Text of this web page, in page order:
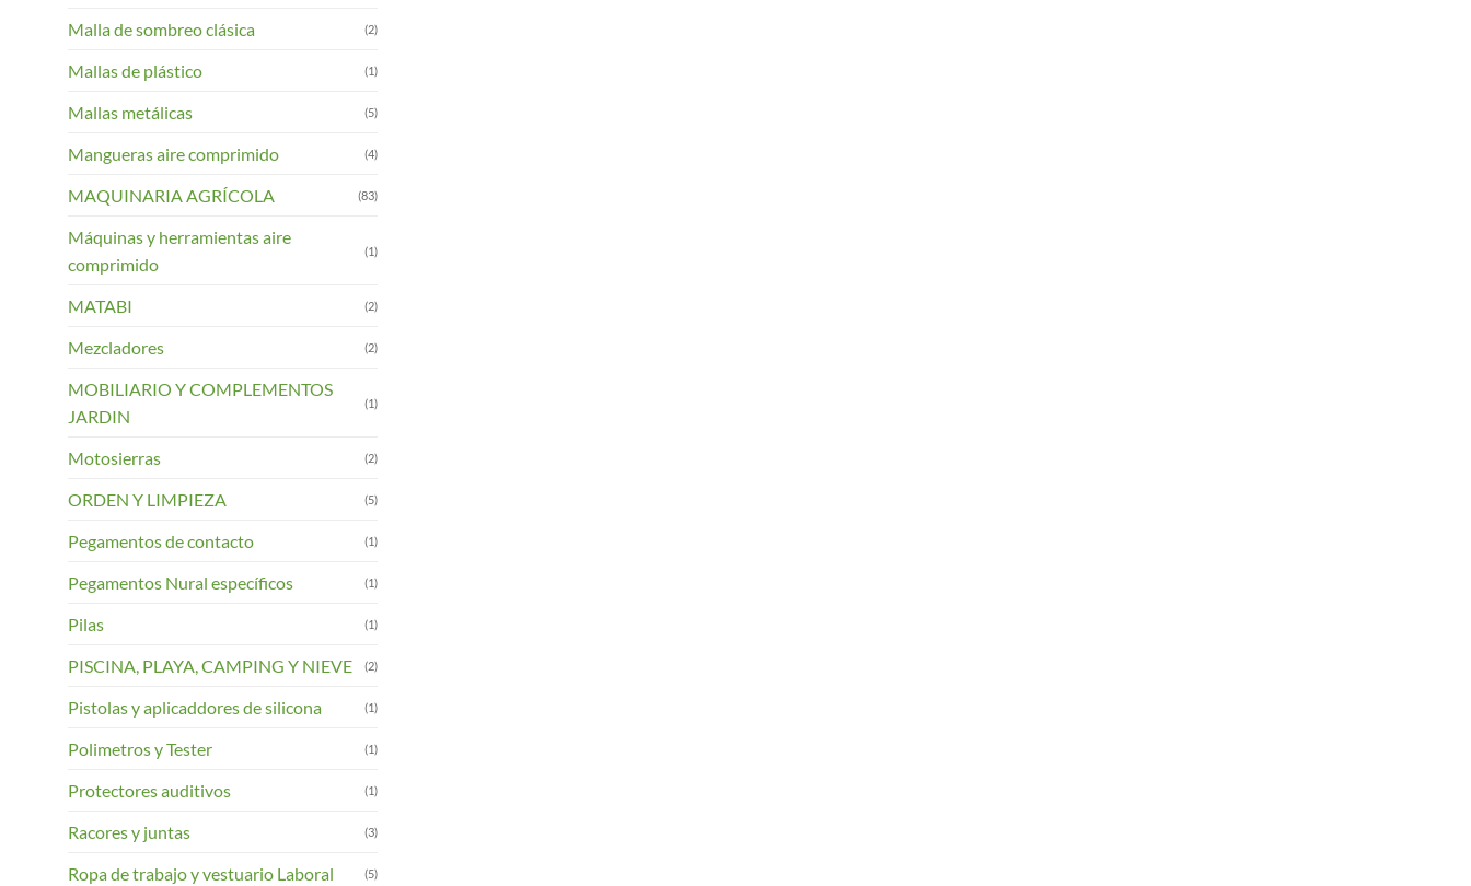
Malla de sombreo clásica (2)
Mallas de plástico (1)
Mallas metálicas (5)
Mangueras aire comprimido (4)
MAQUINARIA AGRÍCOLA (83)
Máquinas y herramientas aire
comprimido
(1)
MATABI (2)
Mezcladores (2)
MOBILIARIO Y COMPLEMENTOS
JARDIN
(1)
Motosierras (2)
ORDEN Y LIMPIEZA (5)
Pegamentos de contacto (1)
Pegamentos Nural específicos (1)
Pilas (1)
PISCINA, PLAYA, CAMPING Y NIEVE (2)
Pistolas y aplicaddores de silicona (1)
Polimetros y Tester (1)
Protectores auditivos (1)
Racores y juntas (3)
Ropa de trabajo y vestuario Laboral (5)